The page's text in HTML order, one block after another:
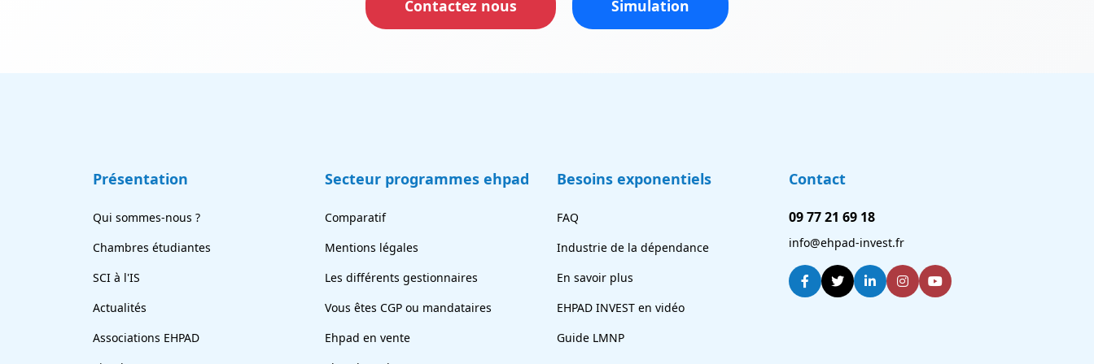
Contactez nous Simulation
Présentation
Qui sommes-nous ?
Chambres étudiantes
SCI à l'IS
Actualités
Associations EHPAD
Secteur programmes ehpad
Comparatif
Mentions légales
Les différents gestionnaires
Vous êtes CGP ou mandataires
Ehpad en vente
Besoins exponentiels
FAQ
Industrie de la dépendance
En savoir plus
EHPAD INVEST en vidéo
Guide LMNP
Contact
09 77 21 69 18
info@ehpad-invest.fr